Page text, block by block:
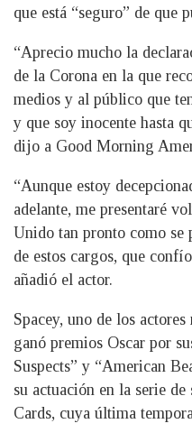
que está “seguro” de que
“Aprecio mucho la
de la Corona en la que
medios y al público que
y que soy inocente hasta
dijo a Good Morning
“Aunque estoy
adelante, me presentaré
Unido tan pronto como se
de estos cargos, que
añadió el actor.
Spacey, uno de los
ganó premios Oscar por
Suspects” y “American
su actuación en la serie
Cards, cuya última